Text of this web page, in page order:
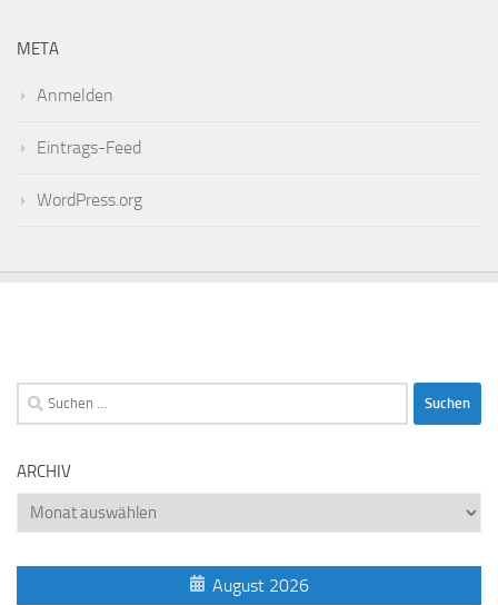
META
Anmelden
Eintrags-Feed
WordPress.org
Suchen
nach:
ARCHIV
Archiv
August 2026